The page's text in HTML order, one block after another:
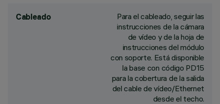
Cableado
Para el cableado, seguir las
instrucciones de la cámara
de vídeo y de la hoja de
instrucciones del módulo
con soporte. Está disponible
la base con código PD15
para la cobertura de la salida
del cable de vídeo/Ethernet
desde el techo.